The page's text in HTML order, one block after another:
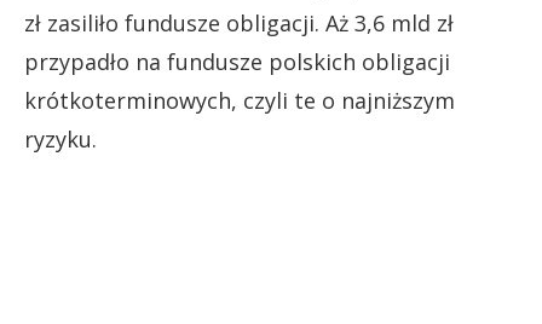
zł zasiliło fundusze obligacji. Aż 3,6 mld zł
przypadło na fundusze polskich obligacji
krótkoterminowych, czyli te o najniższym
ryzyku.